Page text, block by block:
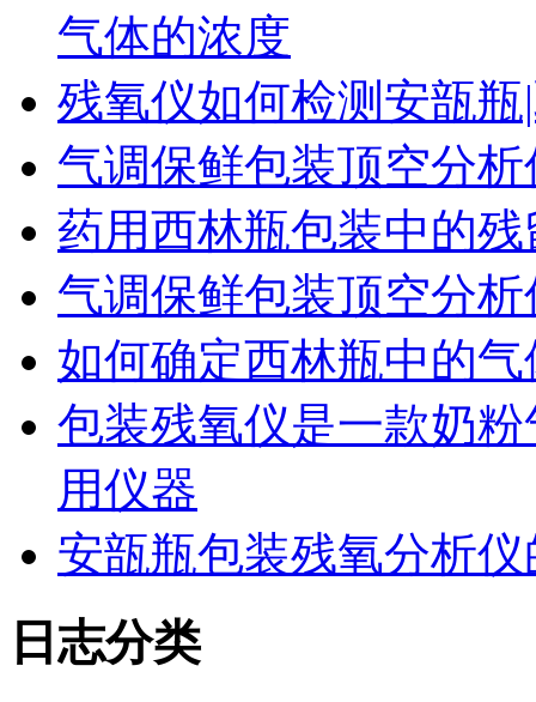
气体的浓度
残氧仪如何检测安瓿
气调保鲜包装顶空分
药用西林瓶包装中的
气调保鲜包装顶空分
如何确定西林瓶中的
包装残氧仪是一款奶
用仪器
安瓿瓶包装残氧分析
日志分类